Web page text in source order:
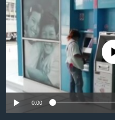
ရန်
ပင်မ
အ
ညွန်း
စာမျက်နှာ
ကျော်
ကြည့်
မကြေးမုံရဲ့ အင်္ဂလိပ်စာ
ရုပ်ရှင်ထဲက အင်္ဂလိပ်စာ
သုတပဒေသာ အင်္ဂလိပ်စာ
တီဗွီ
ရေဒီယိုနှင့်ရုပ်သံ အချက်အလက်
ရေဒီယို/တီဗွီအစီအစဉ်
Learning English
ဗွီအိုအေ လူမှုကွန်ယက်များ
No media
0:00